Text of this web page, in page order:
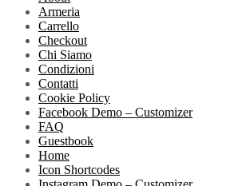
Armeria
Carrello
Checkout
Chi Siamo
Condizioni
Contatti
Cookie Policy
Facebook Demo – Customizer
FAQ
Guestbook
Home
Icon Shortcodes